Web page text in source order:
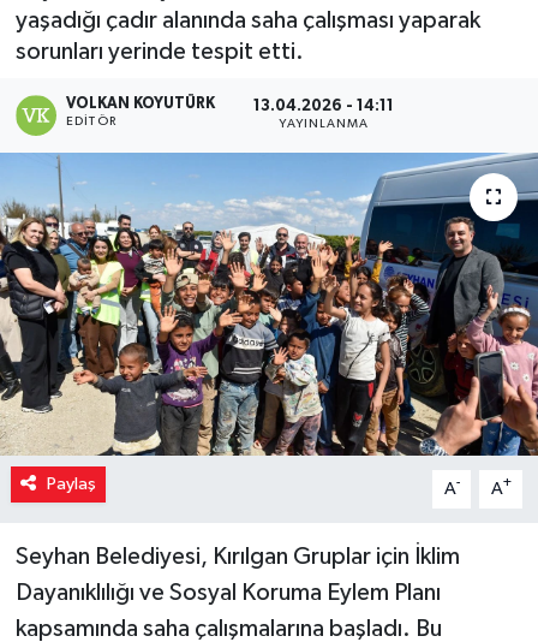
yaşadığı çadır alanında saha çalışması yaparak
sorunları yerinde tespit etti.
VOLKAN KOYUTÜRK
EDITÖR
13.04.2026 - 14:11
YAYINLANMA
Paylaş A- A+
Seyhan Belediyesi, Kırılgan Gruplar için İklim
Dayanıklılığı ve Sosyal Koruma Eylem Planı
kapsamında saha çalışmalarına başladı. Bu